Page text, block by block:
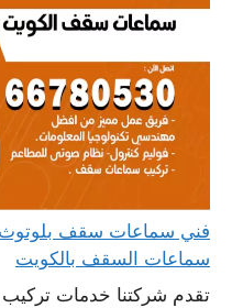
سماعات السقف بالكويت
تقدم شركتنا خدمات